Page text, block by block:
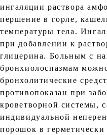
ингаляции раствора
першение в горле,
температуры тела.
при добавлении к
глицерина. Больным с
бронхиолоспазмам
бронхолитические
противопоказан при
кроветворной системы,
индивидуальной
порошок в